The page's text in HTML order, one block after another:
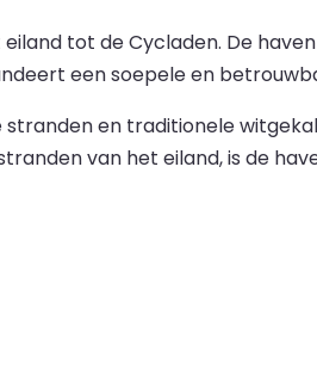
tot de Cycladen. De
een soepele en
en traditionele
van het eiland, is de